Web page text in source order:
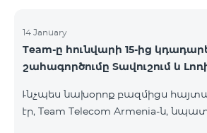
ցանկը ըստ մարզեր
14 January
Team-ը հունվարի 15-ից
շահագործումը Տավուշում և
Ւնչպես նախօրոք բազմիցս
էր, Team Telecom Armenia-ն,